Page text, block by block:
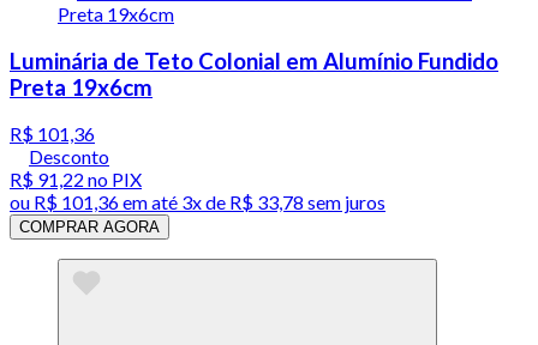
Luminária de Teto Colonial em Alumínio Fundido
Preta 19x6cm
R$ 101,36
Desconto
R$ 91,22 no PIX
ou R$ 101,36em até 3x de R$ 33,78 sem juros
COMPRAR AGORA